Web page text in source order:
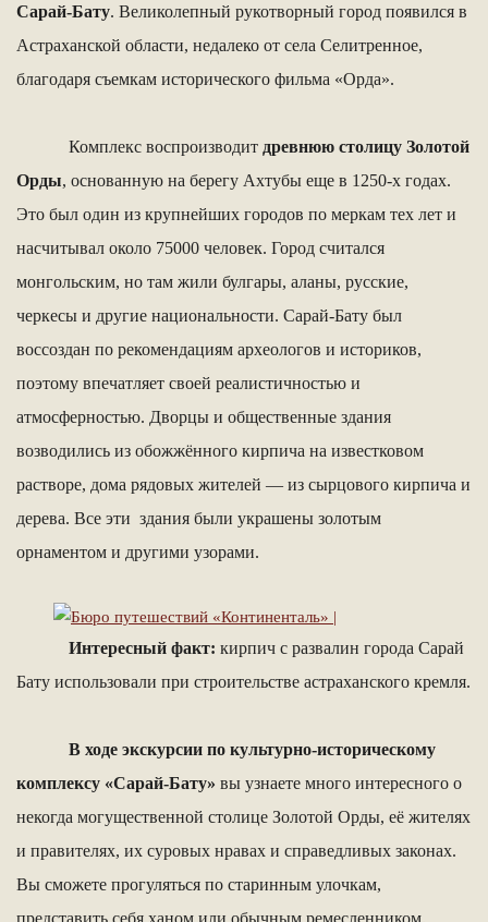
Сарай-Бату. Великолепный рукотворный город появился в
Астраханской области, недалеко от села Селитренное,
благодаря съемкам исторического фильма «Орда».
Комплекс воспроизводит древнюю столицу Золотой
Орды, основанную на берегу Ахтубы еще в 1250-х годах.
Это был один из крупнейших городов по меркам тех лет и
насчитывал около 75000 человек. Город считался
монгольским, но там жили булгары, аланы, русские,
черкесы и другие национальности. Сарай-Бату был
воссоздан по рекомендациям археологов и историков,
поэтому впечатляет своей реалистичностью и
атмосферностью. Дворцы и общественные здания
возводились из обожжённого кирпича на известковом
растворе, дома рядовых жителей — из сырцового кирпича и
дерева. Все эти здания были украшены золотым
орнаментом и другими узорами.
Интересный факт: кирпич с развалин города Сарай
Бату использовали при строительстве астраханского кремля.
В ходе экскурсии по культурно-историческому
комплексу «Сарай-Бату» вы узнаете много интересного о
некогда могущественной столице Золотой Орды, её жителях
и правителях, их суровых нравах и справедливых законах.
Вы сможете прогуляться по старинным улочкам,
представить себя ханом или обычным ремесленником.